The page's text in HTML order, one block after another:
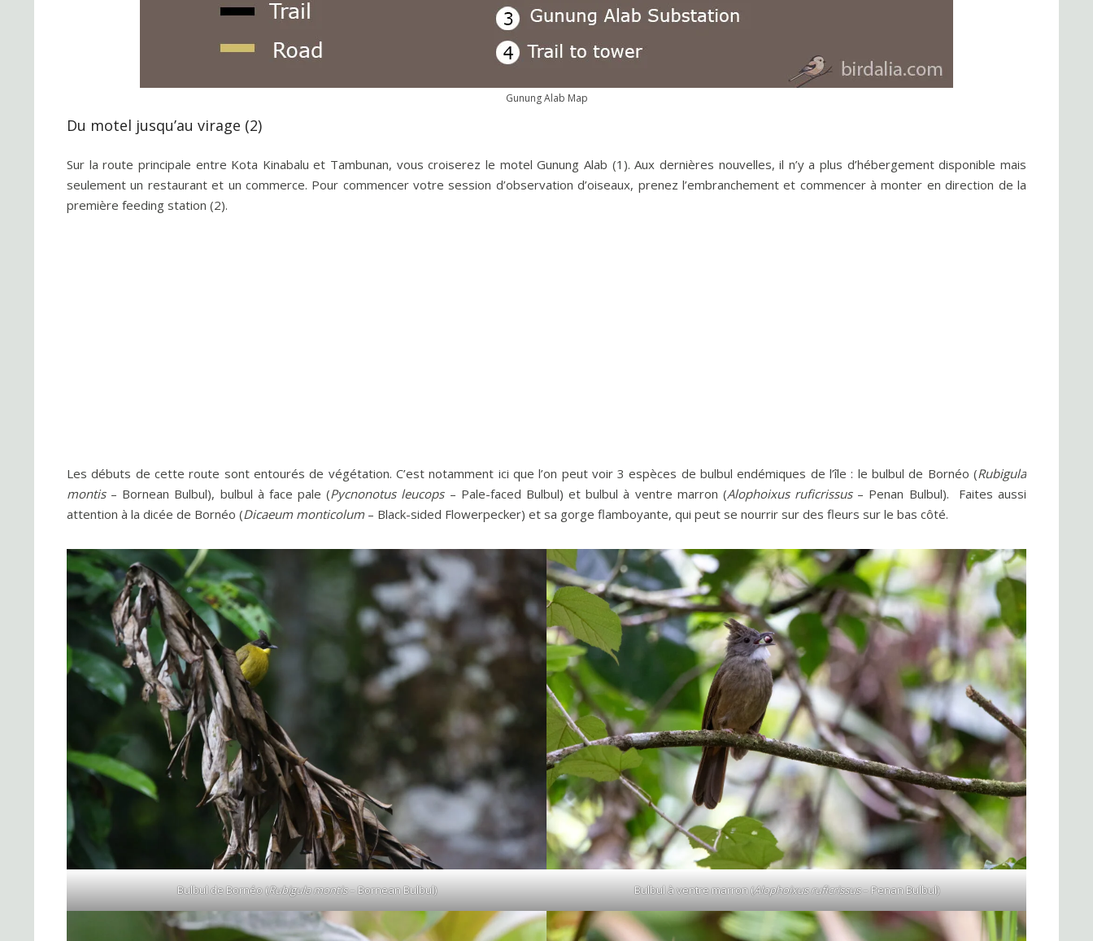
Gunung Alab Map
Du motel jusqu’au virage (2)
Sur la route principale entre Kota Kinabalu et Tambunan, vous croiserez le motel Gunung Alab (1). Aux dernières nouvelles, il n’y a plus d’hébergement disponible mais
seulement un restaurant et un commerce. Pour commencer votre session d’observation d’oiseaux, prenez l’embranchement et commencer à monter en direction de la
première feeding station (2).
Les débuts de cette route sont entourés de végétation. C’est notamment ici que l’on peut voir 3 espèces de bulbul endémiques de l’île : le bulbul de Bornéo (Rubigula
montis– Bornean Bulbul), bulbul à face pale (Pycnonotus leucops– Pale-faced Bulbul) et bulbul à ventre marron (Alophoixus ruficrissus– Penan Bulbul). Faites aussi
attention à la dicée de Bornéo (Dicaeum monticolum – Black-sided Flowerpecker) et sa gorge flamboyante, qui peut se nourrir sur des fleurs sur le bas côté.
Bulbul de Bornéo (Rubigula montis– Bornean Bulbul) Bulbul à ventre marron (Alophoixus ruficrissus– Penan Bulbul)